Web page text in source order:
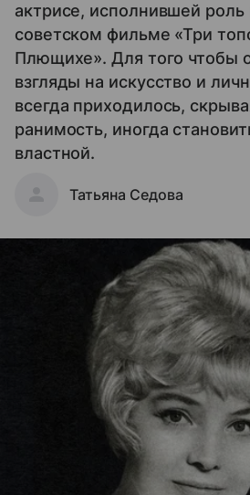
актрисе, исполнившей роль
советском фильме «Три
Плющихе». Для того чтобы
взгляды на искусство и
всегда приходилось,
ранимость, иногда
властной.
Татьяна Седова